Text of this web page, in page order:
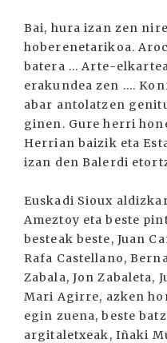
Bai, hura izan zen
hoberenetarikoa.
batera ... Arte-
erakundea zen ....
abar antolatzen
ginen. Gure herri
Herrian baizik eta
izan den Balerdi
Euskadi Sioux
Ameztoy eta beste
besteak beste, Juan
Rafa Castellano,
Zabala, Jon Zabaleta,
Mari Agirre, azken
egin zuena, beste
argitaletxeak, Iñaki